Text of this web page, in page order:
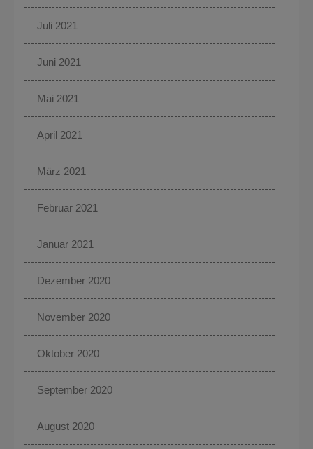
Juli 2021
Juni 2021
Mai 2021
April 2021
März 2021
Februar 2021
Januar 2021
Dezember 2020
November 2020
Oktober 2020
September 2020
August 2020